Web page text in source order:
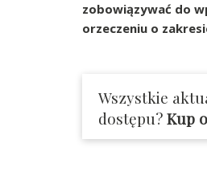
zobowiązywać do
orzeczeniu o
Wszystkie
dostępu?Kup